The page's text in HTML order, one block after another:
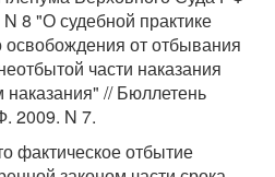
8 "О судебной практике
освобождения от отбывания
части наказания
// Бюллетень
2009. N 7.
фактическое отбытие